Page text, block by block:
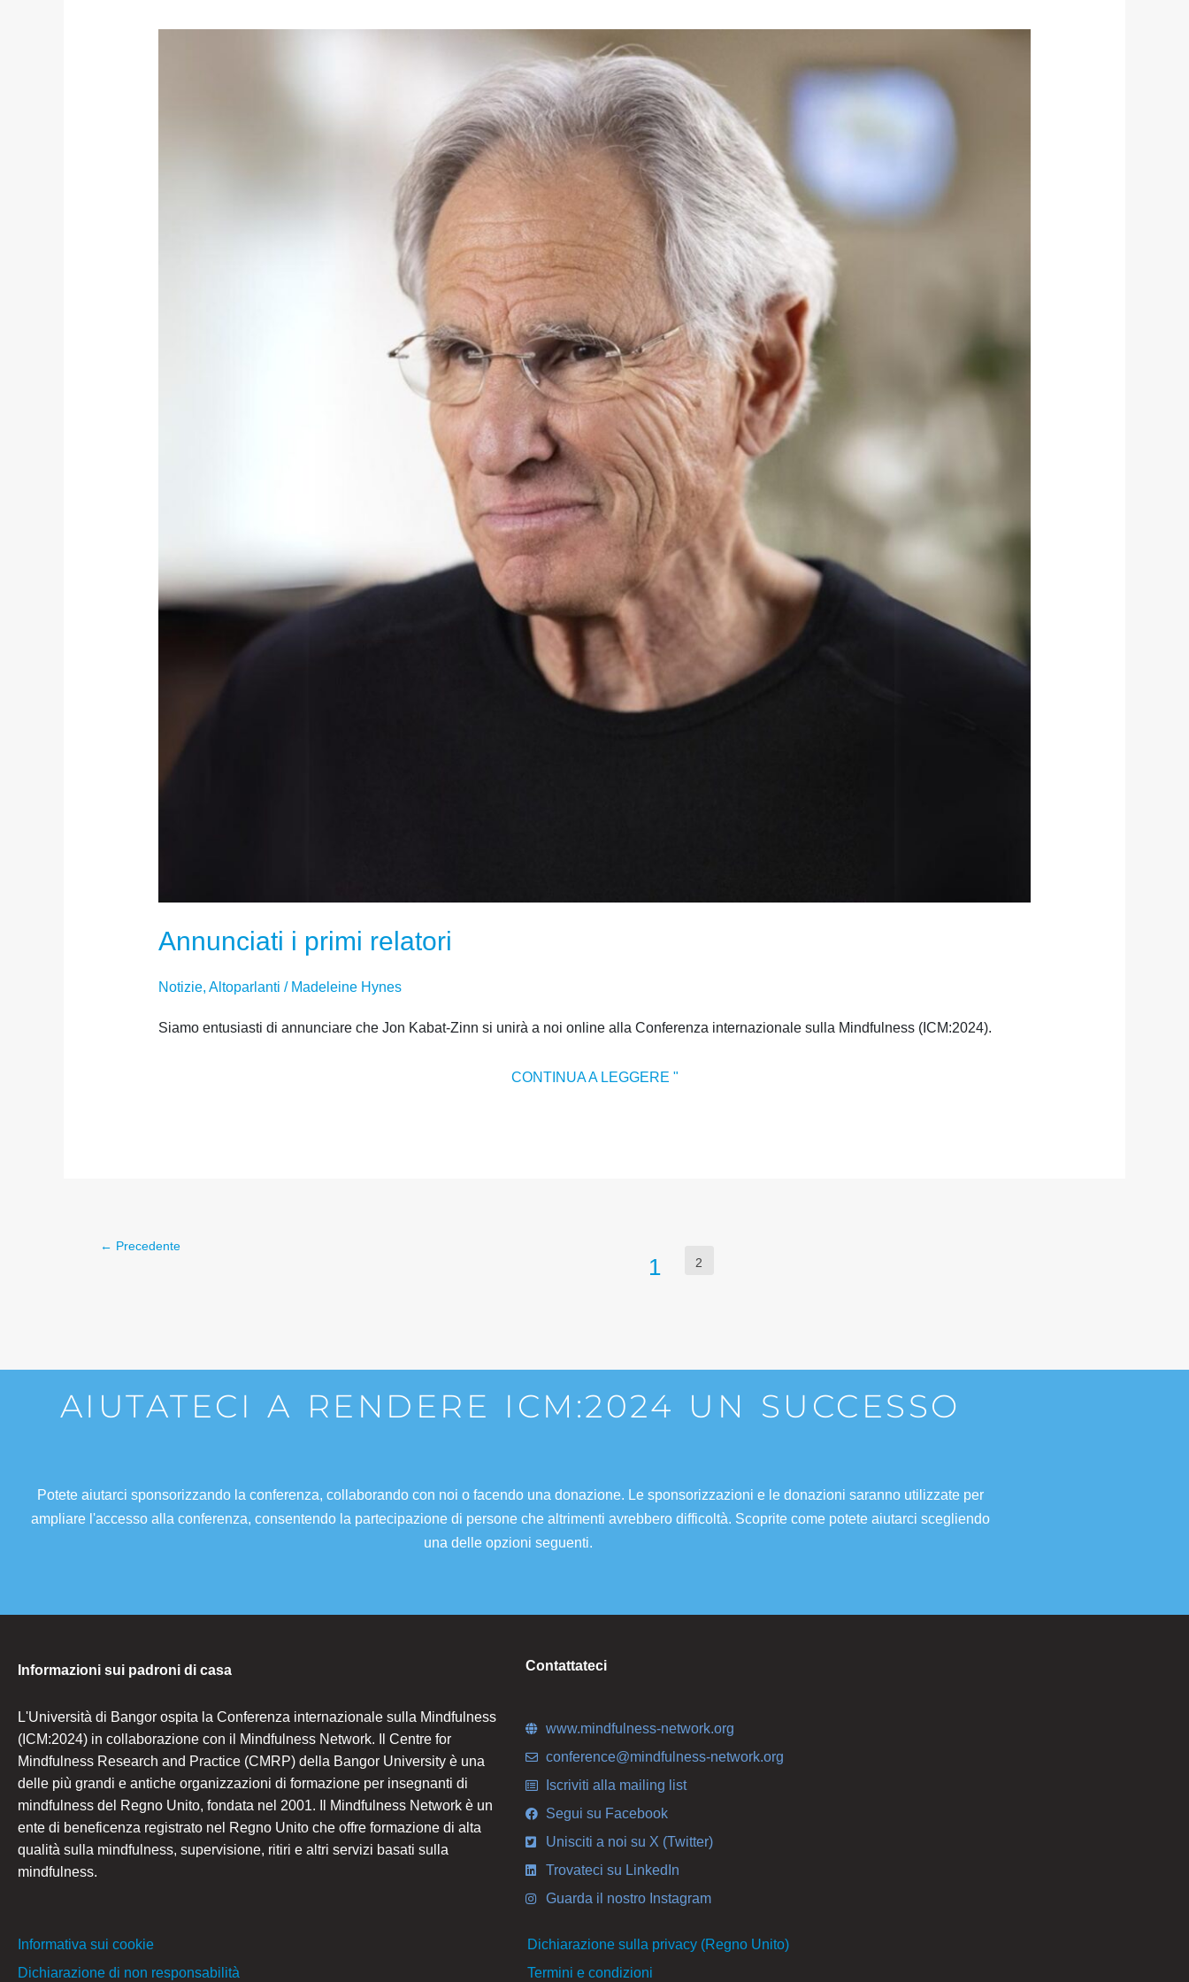
Annunciati i primi relatori
Notizie, Altoparlanti / Madeleine Hynes
Siamo entusiasti di annunciare che Jon Kabat-Zinn si unirà a noi online alla Conferenza internazionale sulla Mindfulness (ICM:2024).
ANNUNCIATI
I
PRIMI
RELATORI
CONTINUA A LEGGERE "
← Precedente
1 2
AIUTATECI A RENDERE ICM:2024 UN SUCCESSO
Potete aiutarci sponsorizzando la conferenza, collaborando con noi o facendo una donazione. Le sponsorizzazioni e le donazioni saranno utilizzate per
ampliare l'accesso alla conferenza, consentendo la partecipazione di persone che altrimenti avrebbero difficoltà. Scoprite come potete aiutarci scegliendo
una delle opzioni seguenti.
Informazioni sui padroni di casa
L'Università di Bangor ospita la Conferenza internazionale sulla Mindfulness
(ICM:2024) in collaborazione con il Mindfulness Network. Il Centre for
Mindfulness Research and Practice (CMRP) della Bangor University è una
delle più grandi e antiche organizzazioni di formazione per insegnanti di
mindfulness del Regno Unito, fondata nel 2001. Il Mindfulness Network è un
ente di beneficenza registrato nel Regno Unito che offre formazione di alta
qualità sulla mindfulness, supervisione, ritiri e altri servizi basati sulla
mindfulness.
Contattateci
www.mindfulness-network.org
conference@mindfulness-network.org
Iscriviti alla mailing list
Segui su Facebook
Unisciti a noi su X (Twitter)
Trovateci su LinkedIn
Guarda il nostro Instagram
Informativa sui cookie
Dichiarazione di non responsabilità
Dichiarazione sulla privacy (Regno Unito)
Termini e condizioni